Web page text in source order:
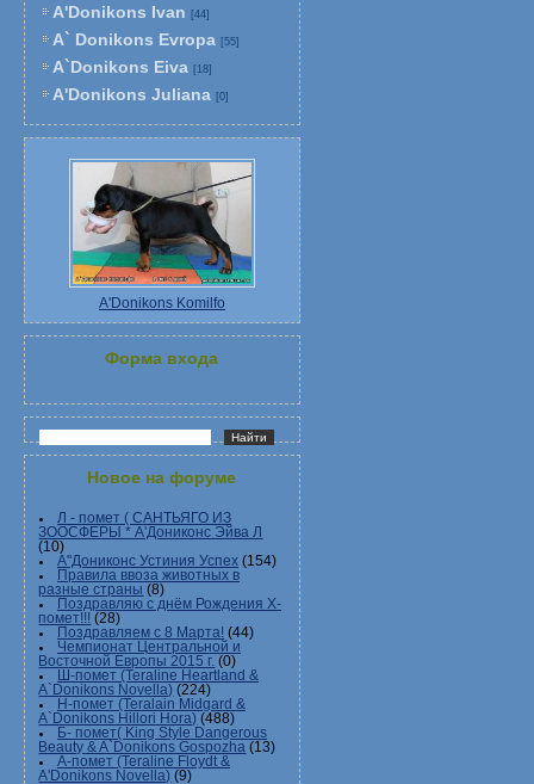
A'Donikons Ivan [44]
A` Donikons Evropa [55]
A`Donikons Eiva [18]
A'Donikons Juliana [0]
A'Donikons Komilfo
Форма входа
Новое на форуме
Л - помет ( САНТЬЯГО ИЗ
ЗООСФЕРЫ * А'Дониконс Эйва Л
(10)
А"Дониконс Устиния Успех (154)
Правила ввоза животных в
разные страны (8)
Поздравляю с днём Рождения Х-
помет!!! (28)
Поздравляем с 8 Марта! (44)
Чемпионат Центральной и
Восточной Европы 2015 г. (0)
Ш-помет (Teraline Heartland &
A`Donikons Novella) (224)
Н-помет (Teralain Midgard &
A`Donikons Hillori Hora) (488)
Б- помет( King Style Dangerous
Beauty & A`Donikons Gospozha (13)
А-помет (Teraline Floydt &
A'Donikons Novella) (9)